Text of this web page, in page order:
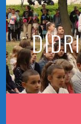
Springe
zum
Inhalt